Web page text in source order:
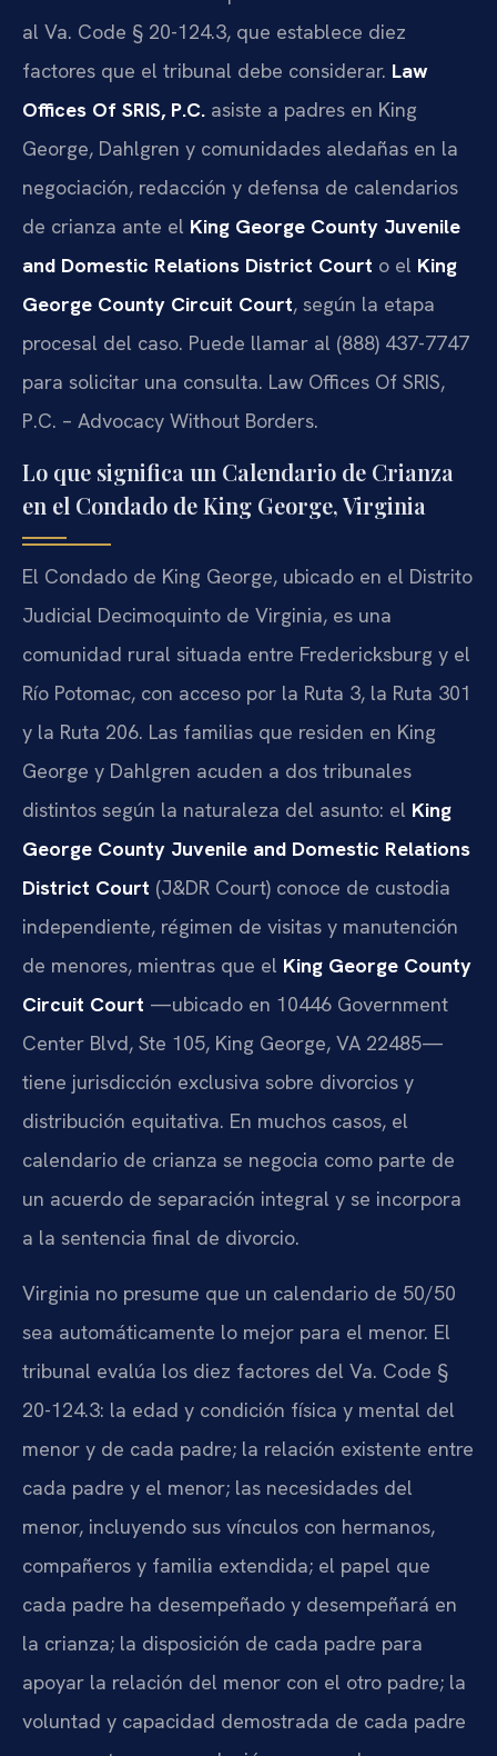
al Va. Code § 20-124.3, que establece diez
factores que el tribunal debe considerar. Law
Offices Of SRIS, P.C. asiste a padres en King
George, Dahlgren y comunidades aledañas en la
negociación, redacción y defensa de calendarios
de crianza ante el King George County Juvenile
and Domestic Relations District Court o el King
George County Circuit Court, según la etapa
procesal del caso. Puede llamar al (888) 437-7747
para solicitar una consulta. Law Offices Of SRIS,
P.C. – Advocacy Without Borders.
Lo que significa un Calendario de Crianza
en el Condado de King George, Virginia
El Condado de King George, ubicado en el Distrito
Judicial Decimoquinto de Virginia, es una
comunidad rural situada entre Fredericksburg y el
Río Potomac, con acceso por la Ruta 3, la Ruta 301
y la Ruta 206. Las familias que residen en King
George y Dahlgren acuden a dos tribunales
distintos según la naturaleza del asunto: el King
George County Juvenile and Domestic Relations
District Court (J&DR Court) conoce de custodia
independiente, régimen de visitas y manutención
de menores, mientras que el King George County
Circuit Court —ubicado en 10446 Government
Center Blvd, Ste 105, King George, VA 22485—
tiene jurisdicción exclusiva sobre divorcios y
distribución equitativa. En muchos casos, el
calendario de crianza se negocia como parte de
un acuerdo de separación integral y se incorpora
a la sentencia final de divorcio.
Virginia no presume que un calendario de 50/50
sea automáticamente lo mejor para el menor. El
tribunal evalúa los diez factores del Va. Code §
20-124.3: la edad y condición física y mental del
menor y de cada padre; la relación existente entre
cada padre y el menor; las necesidades del
menor, incluyendo sus vínculos con hermanos,
compañeros y familia extendida; el papel que
cada padre ha desempeñado y desempeñará en
la crianza; la disposición de cada padre para
apoyar la relación del menor con el otro padre; la
voluntad y capacidad demostrada de cada padre